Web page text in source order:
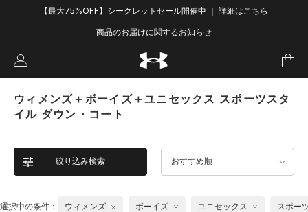
【最大75%OFF】シークレットセール開催中 ｜ 詳細はこちら
商品のお届けに関するお知らせ
ウィメンズ＋ボーイズ＋ユニセックス スポーツスタ
イル ダウン・コート
絞り込み検索 おすすめ順
選択中の条件： ウィメンズ ボーイズ ユニセックス スポー